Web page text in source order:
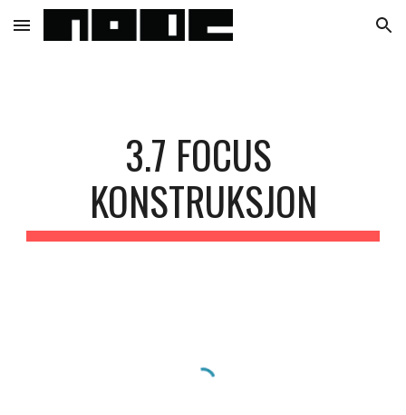
Skip to main content Skip to navigation
3.7 FOCUS
KONSTRUKSJON